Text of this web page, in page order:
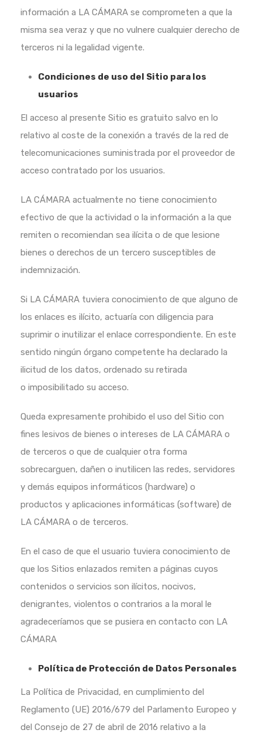
información a LA CÁMARA se comprometen a que la
misma sea veraz y que no vulnere cualquier derecho de
terceros ni la legalidad vigente.
Condiciones de uso del Sitio para los
usuarios
El acceso al presente Sitio es gratuito salvo en lo
relativo al coste de la conexión a través de la red de
telecomunicaciones suministrada por el proveedor de
acceso contratado por los usuarios.
LA CÁMARA actualmente no tiene conocimiento
efectivo de que la actividad o la información a la que
remiten o recomiendan sea ilícita o de que lesione
bienes o derechos de un tercero susceptibles de
indemnización.
Si LA CÁMARA tuviera conocimiento de que alguno de
los enlaces es ilícito, actuaría con diligencia para
suprimir o inutilizar el enlace correspondiente. En este
sentido ningún órgano competente ha declarado la
ilicitud de los datos, ordenado su retirada
o imposibilitado su acceso.
Queda expresamente prohibido el uso del Sitio con
fines lesivos de bienes o intereses de LA CÁMARA o
de terceros o que de cualquier otra forma
sobrecarguen, dañen o inutilicen las redes, servidores
y demás equipos informáticos (hardware) o
productos y aplicaciones informáticas (software) de
LA CÁMARA o de terceros.
En el caso de que el usuario tuviera conocimiento de
que los Sitios enlazados remiten a páginas cuyos
contenidos o servicios son ilícitos, nocivos,
denigrantes, violentos o contrarios a la moral le
agradeceríamos que se pusiera en contacto con LA
CÁMARA
Política de Protección de Datos Personales
La Política de Privacidad, en cumplimiento del
Reglamento (UE) 2016/679 del Parlamento Europeo y
del Consejo de 27 de abril de 2016 relativo a la